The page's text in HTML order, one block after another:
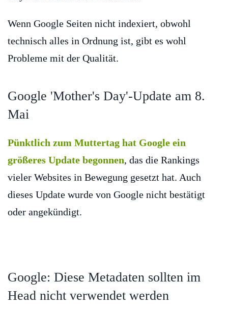
Wenn Google Seiten nicht indexiert, obwohl
technisch alles in Ordnung ist, gibt es wohl
Probleme mit der Qualität.
Google 'Mother's Day'-Update am 8.
Mai
Pünktlich zum Muttertag hat Google ein
größeres Update begonnen, das die Rankings
vieler Websites in Bewegung gesetzt hat. Auch
dieses Update wurde von Google nicht bestätigt
oder angekündigt.
Google: Diese Metadaten sollten im
Head nicht verwendet werden